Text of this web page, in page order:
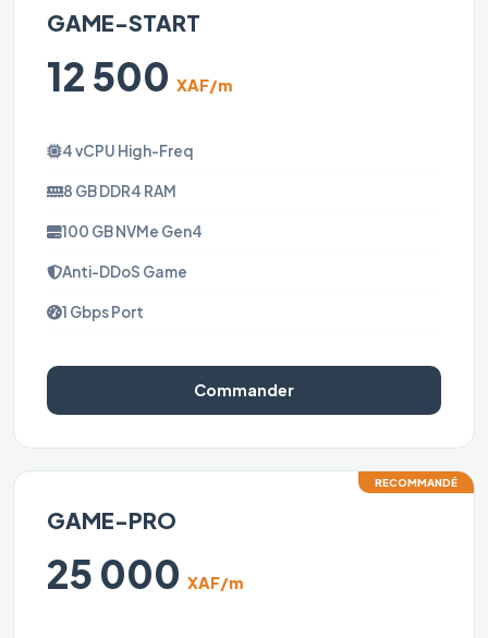
GAME-START
12 500 XAF/m
4 vCPU High-Freq
8 GB DDR4 RAM
100 GB NVMe Gen4
Anti-DDoS Game
1 Gbps Port
Commander
RECOMMANDÉ
GAME-PRO
25 000 XAF/m